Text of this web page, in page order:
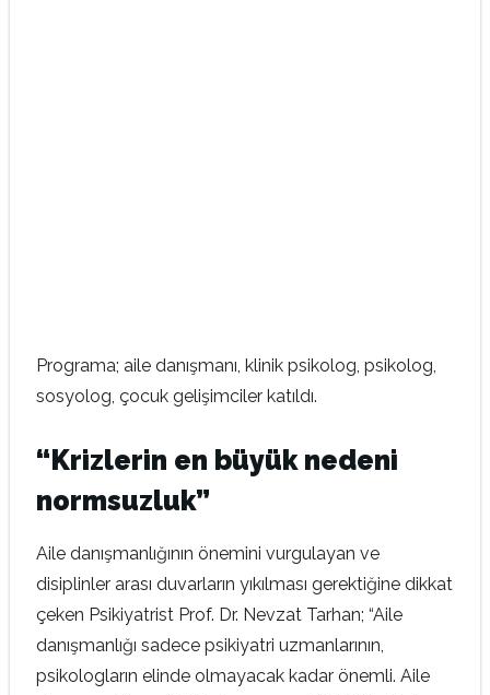
Programa; aile danışmanı, klinik psikolog, psikolog,
sosyolog, çocuk gelişimciler katıldı.
“Krizlerin en büyük nedeni
normsuzluk”
Aile danışmanlığının önemini vurgulayan ve
disiplinler arası duvarların yıkılması gerektiğine dikkat
çeken Psikiyatrist Prof. Dr. Nevzat Tarhan; “Aile
danışmanlığı sadece psikiyatri uzmanlarının,
psikologların elinde olmayacak kadar önemli. Aile